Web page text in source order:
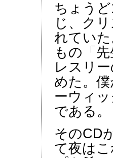
ちょう
じ、ク
れてい
もの「
レスリ
めた。
ーウィ
である。
そのCD
て夜は